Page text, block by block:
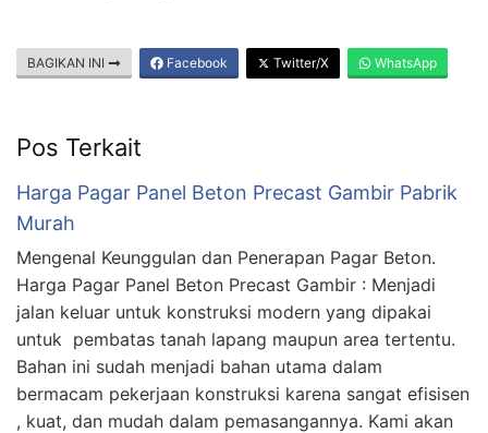
BAGIKAN INI Facebook Twitter/X WhatsApp
Pos Terkait
Harga Pagar Panel Beton Precast Gambir Pabrik
Murah
Mengenal Keunggulan dan Penerapan Pagar Beton.
Harga Pagar Panel Beton Precast Gambir : Menjadi
jalan keluar untuk konstruksi modern yang dipakai
untuk pembatas tanah lapang maupun area tertentu.
Bahan ini sudah menjadi bahan utama dalam
bermacam pekerjaan konstruksi karena sangat efisisen
, kuat, dan mudah dalam pemasangannya. Kami akan